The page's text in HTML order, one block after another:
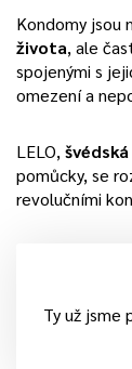
Kondomy jsou
života, ale
spojenými s
omezení a
LELO,
pomůcky, se
revolučními
Ty už jsme